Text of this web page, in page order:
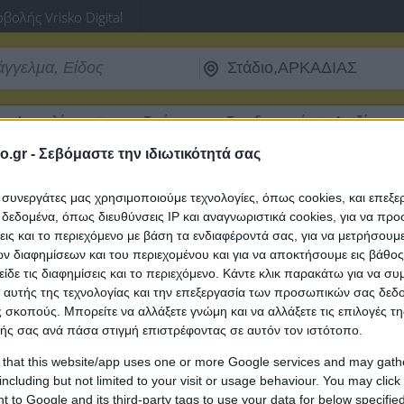
- Σεβόμαστε την ιδιωτικότητά σας
συνεργάτες μας χρησιμοποιούμε τεχνολογίες, όπως cookies, και
όπως διευθύνσεις IP και αναγνωριστικά cookies, για να
και το περιεχόμενο με βάση τα ενδιαφέροντά σας, για να
διαφημίσεων και του περιεχομένου και για να αποκτήσουμε εις
τις διαφημίσεις και το περιεχόμενο. Κάντε κλικ παρακάτω για να
της τεχνολογίας και την επεξεργασία των προσωπικών σας
Μπορείτε να αλλάξετε γνώμη και να αλλάξετε τις επιλογές
σας ανά πάσα στιγμή επιστρέφοντας σε αυτόν τον ιστότοπο.
that this website/app uses one or more Google services and may
but not limited to your visit or usage behaviour. You may
to Google and its third-party tags to use your data for below
Vrisko Digital
Δρομολόγια Τιμές Ταχυδρομικοί Αναζήτηση
Ιατροί σε Στάδιο, ΑΡΚΑΔΙΑΣ
Παιδίατροι σε Στάδιο